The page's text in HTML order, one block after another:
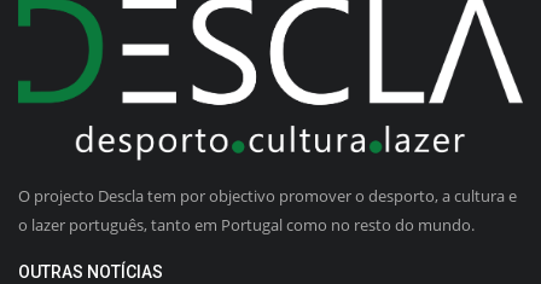
O projecto Descla tem por objectivo promover o desporto, a cultura e
o lazer português, tanto em Portugal como no resto do mundo.
OUTRAS NOTÍCIAS